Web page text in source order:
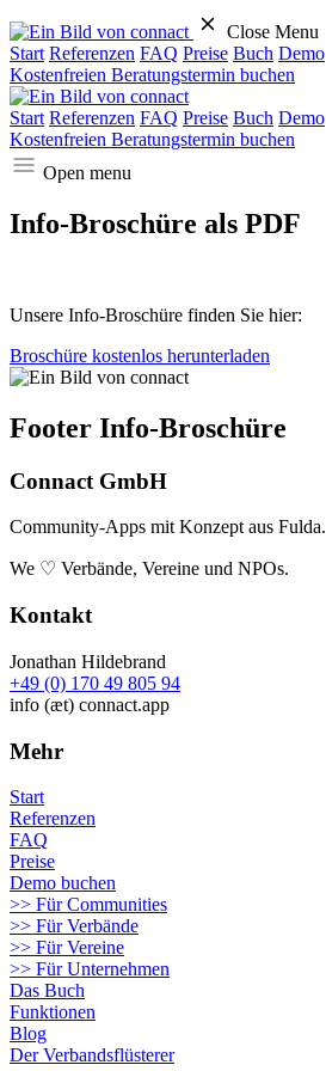
Close Menu
Start Referenzen FAQ Preise Buch Demo
Kostenfreien Beratungstermin buchen
Start Referenzen FAQ Preise Buch Demo
Kostenfreien Beratungstermin buchen
Open menu
Info-Broschüre als PDF
Unsere Info-Broschüre finden Sie hier:
Broschüre kostenlos herunterladen
Footer Info-Broschüre
Connact GmbH
Community-Apps mit Konzept aus Fulda.
We ♡ Verbände, Vereine und NPOs.
Kontakt
Jonathan Hildebrand
+49 (0) 170 49 805 94
info (æt) connact.app
Mehr
Start
Referenzen
FAQ
Preise
Demo buchen
>> Für Communities
>> Für Verbände
>> Für Vereine
>> Für Unternehmen
Das Buch
Funktionen
Blog
Der Verbandsflüsterer